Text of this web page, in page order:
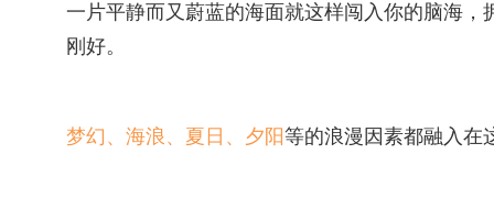
一片平静而又蔚蓝的海面就这样闯入你的脑海
刚好。
梦幻、海浪、夏日、 夕阳等的浪漫因素都融入在